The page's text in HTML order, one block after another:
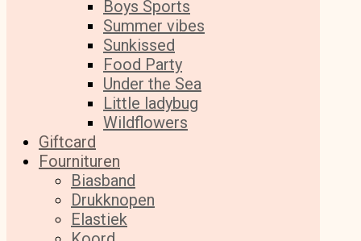
Boys Sports
Summer vibes
Sunkissed
Food Party
Under the Sea
Little ladybug
Wildflowers
Giftcard
Fournituren
Biasband
Drukknopen
Elastiek